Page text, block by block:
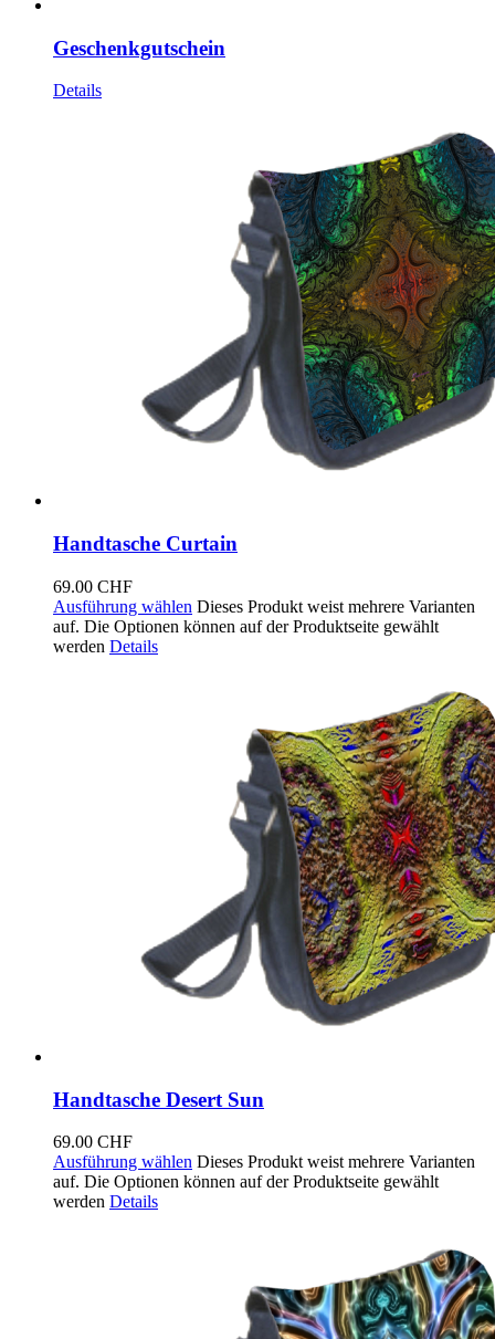
Geschenkgutschein
Details
Handtasche Curtain
69.00 CHF
Ausführung wählen Dieses Produkt weist mehrere Varianten
auf. Die Optionen können auf der Produktseite gewählt
werden Details
Handtasche Desert Sun
69.00 CHF
Ausführung wählen Dieses Produkt weist mehrere Varianten
auf. Die Optionen können auf der Produktseite gewählt
werden Details